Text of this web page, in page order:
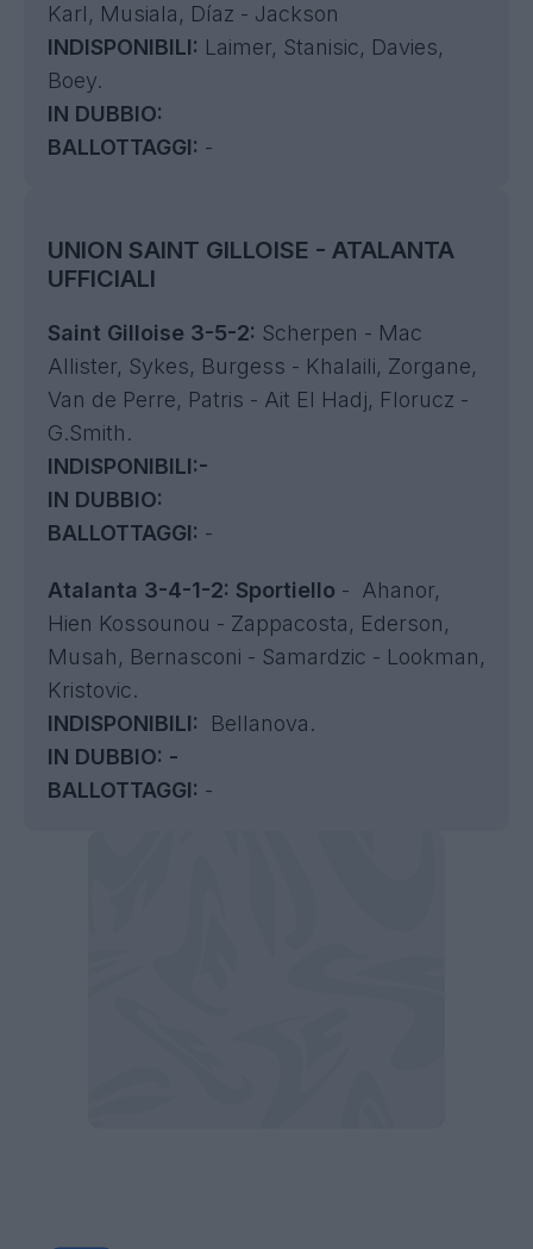
Karl, Musiala, Díaz - Jackson
INDISPONIBILI: Laimer, Stanisic, Davies,
Boey.
IN DUBBIO:
BALLOTTAGGI: -
UNION SAINT GILLOISE - ATALANTA
UFFICIALI
Saint Gilloise 3-5-2: Scherpen - Mac
Allister, Sykes, Burgess - Khalaili, Zorgane,
Van de Perre, Patris - Ait El Hadj, Florucz -
G.Smith.
INDISPONIBILI:-
IN DUBBIO:
BALLOTTAGGI: -
Atalanta 3-4-1-2: Sportiello - Ahanor,
Hien Kossounou - Zappacosta, Ederson,
Musah, Bernasconi - Samardzic - Lookman,
Kristovic.
INDISPONIBILI: Bellanova.
IN DUBBIO: -
BALLOTTAGGI: -